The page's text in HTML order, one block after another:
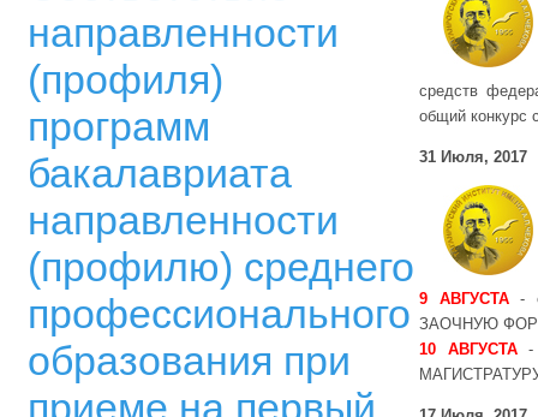
направленности
(профиля)
программ
бакалавриата
направленности
(профилю) среднего
профессионального
образования при
приеме на первый
средств
общий конкурс
31 Июля, 2017
9 АВГУСТА-
ЗАОЧНУЮ
10 АВГУСТА-